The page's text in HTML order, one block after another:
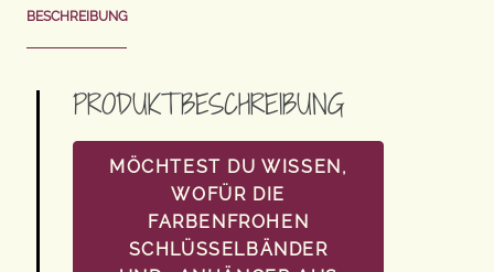
BESCHREIBUNG
PRODUKTBESCHREIBUNG
MÖCHTEST DU WISSEN,
WOFÜR DIE
FARBENFROHEN
SCHLÜSSELBÄNDER